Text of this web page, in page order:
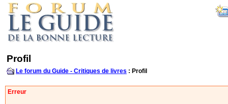
Profil
Le forum du Guide - Critiques de livres : Profil
Erreur